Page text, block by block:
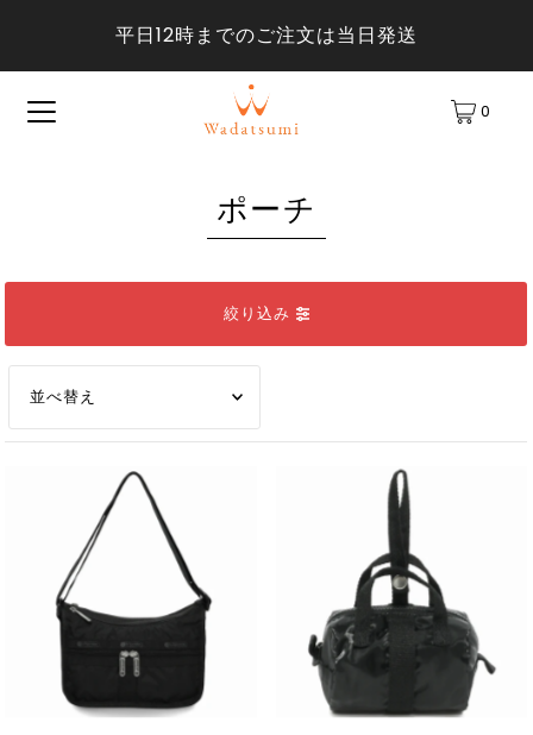
平日12時までのご注文は当日発送
0
ポーチ
絞り込み
オススメ
関連性が最も高い
ベストセラー
アルファベット順, A-Z
アルファベット順, Z-A
価格の安い順
価格の高い順